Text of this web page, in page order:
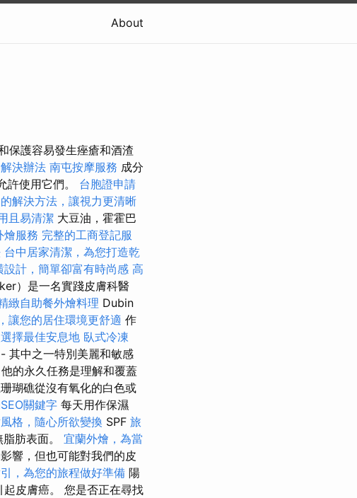
About
保護容易發生痤瘡和酒渣
決辦法 南屯按摩服務 成分
許使用它們。 台胞證申請
解決方法，讓視力更清晰
且易清潔 大豆油，霍霍巴
燴服務 完整的工商登記服
台中居家清潔，為您打造乾
設計，簡單卻富有時尚感 高
）是一名實踐皮膚科醫
緻自助餐外燴料理 Dubin
讓您的居住環境更舒適 作
擇最佳安息地 臥式冷凍
- 其中之一特別美麗和敏感
他的永久任務是理解和覆蓋
瑚礁從沒有氧化的白色或
關鍵字 每天用作保濕
格，隨心所欲變換 SPF 旅
肪表面。 宜蘭外燴，為當
響，但也可能對我們的皮
，為您的旅程做好準備 陽
皮膚癌。 您是否正在尋找